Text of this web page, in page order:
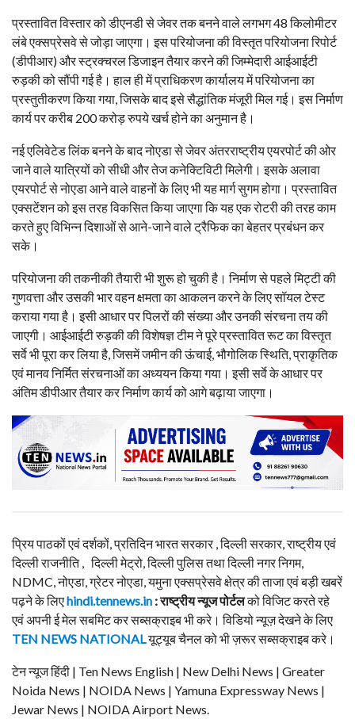
प्रस्तावित विस्तार को डीएनडी से जेवर तक बनने वाले लगभग 48 किलोमीटर
लंबे एक्सप्रेसवे से जोड़ा जाएगा। इस परियोजना की विस्तृत परियोजना रिपोर्ट
(डीपीआर) और स्ट्रक्चरल डिजाइन तैयार करने की जिम्मेदारी आईआईटी
रुड़की को सौंपी गई है। हाल ही में प्राधिकरण कार्यालय में परियोजना का
प्रस्तुतीकरण किया गया, जिसके बाद इसे सैद्धांतिक मंजूरी मिल गई। इस निर्माण
कार्य पर करीब 200 करोड़ रुपये खर्च होने का अनुमान है।
नई एलिवेटेड लिंक बनने के बाद नोएडा से जेवर अंतरराष्ट्रीय एयरपोर्ट की ओर
जाने वाले यात्रियों को सीधी और तेज कनेक्टिविटी मिलेगी। इसके अलावा
एयरपोर्ट से नोएडा आने वाले वाहनों के लिए भी यह मार्ग सुगम होगा। प्रस्तावित
एक्सटेंशन को इस तरह विकसित किया जाएगा कि यह एक रोटरी की तरह काम
करते हुए विभिन्न दिशाओं से आने-जाने वाले ट्रैफिक का बेहतर प्रबंधन कर
सके।
परियोजना की तकनीकी तैयारी भी शुरू हो चुकी है। निर्माण से पहले मिट्टी की
गुणवत्ता और उसकी भार वहन क्षमता का आकलन करने के लिए सॉयल टेस्ट
कराया गया है। इसी आधार पर पिलरों की संख्या और उनकी संरचना तय की
जाएगी। आईआईटी रुड़की की विशेषज्ञ टीम ने पूरे प्रस्तावित रूट का विस्तृत
सर्वे भी पूरा कर लिया है, जिसमें जमीन की ऊंचाई, भौगोलिक स्थिति, प्राकृतिक
एवं मानव निर्मित संरचनाओं का अध्ययन किया गया। इसी सर्वे के आधार पर
अंतिम डीपीआर तैयार कर निर्माण कार्य को आगे बढ़ाया जाएगा।
प्रिय पाठकों एवं दर्शकों, प्रतिदिन भारत सरकार , दिल्ली सरकार, राष्ट्रीय एवं
दिल्ली राजनीति , दिल्ली मेट्रो, दिल्ली पुलिस तथा दिल्ली नगर निगम,
NDMC, नोएडा, ग्रेटर नोएडा, यमुना एक्सप्रेसवे क्षेत्र की ताजा एवं बड़ी खबरें
पढ़ने के लिएhindi.tennews.in : राष्ट्रीय न्यूज पोर्टलको विजिट करते रहे
एवं अपनी ई मेल सबमिट कर सब्सक्राइब भी करे। विडियो न्यूज़ देखने के लिए
TEN NEWS NATIONALयूट्यूब चैनल को भी ज़रूर सब्सक्राइब करे।
टेन न्यूज हिंदी | Ten News English | New Delhi News | Greater
Noida News | NOIDA News | Yamuna Expressway News |
Jewar News | NOIDA Airport News.